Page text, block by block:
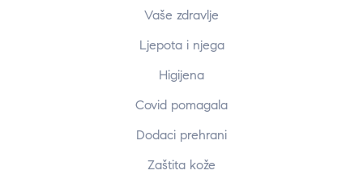
Vaše zdravlje
Ljepota i njega
Higijena
Covid pomagala
Dodaci prehrani
Zaštita kože